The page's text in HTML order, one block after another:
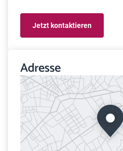
Jetzt kontaktieren
Adresse